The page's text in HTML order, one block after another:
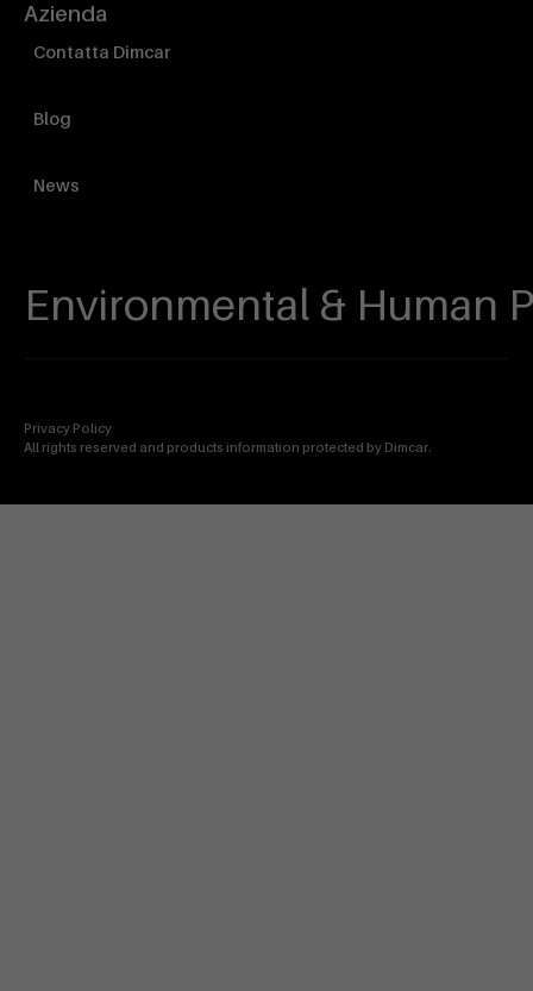
Azienda
Contatta Dimcar
Blog
News
Environmental & Human
Privacy Policy
All rights reserved and products information protected by Dimcar.